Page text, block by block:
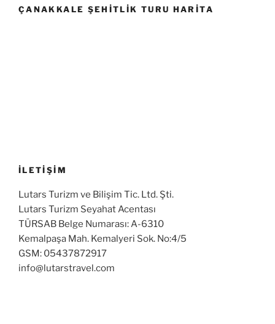
ÇANAKKALE ŞEHITLIK TURU HARITA
İLETİŞİM
Lutars Turizm ve Bilişim Tic. Ltd. Şti.
Lutars Turizm Seyahat Acentası
TÜRSAB Belge Numarası: A-6310
Kemalpaşa Mah. Kemalyeri Sok. No:4/5
GSM: 05437872917
info@lutarstravel.com